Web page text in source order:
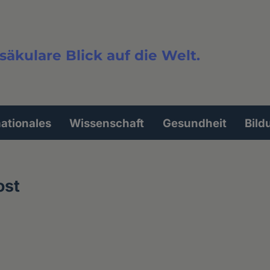
Blick auf die Welt.
Wissenschaft Gesundheit